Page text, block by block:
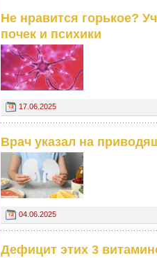
Не нравится горькое?
почек и психики
17.06.2025
Врач указал на
04.06.2025
Дефицит этих 3